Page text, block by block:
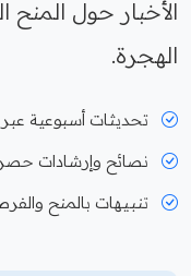
الأخبار حول
الهجرة.
تحديثات أسبوعية عبر
نصائح وإرشادات
تنبيهات بالمنح